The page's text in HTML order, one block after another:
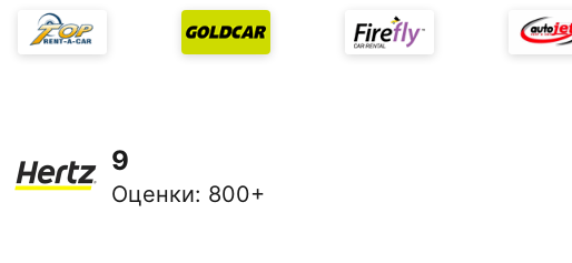
9
Оценки: 800+